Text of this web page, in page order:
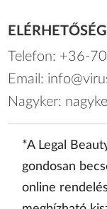
Telefon: +36-
Email:
Nagyker:
*A Legal
gondosan
online